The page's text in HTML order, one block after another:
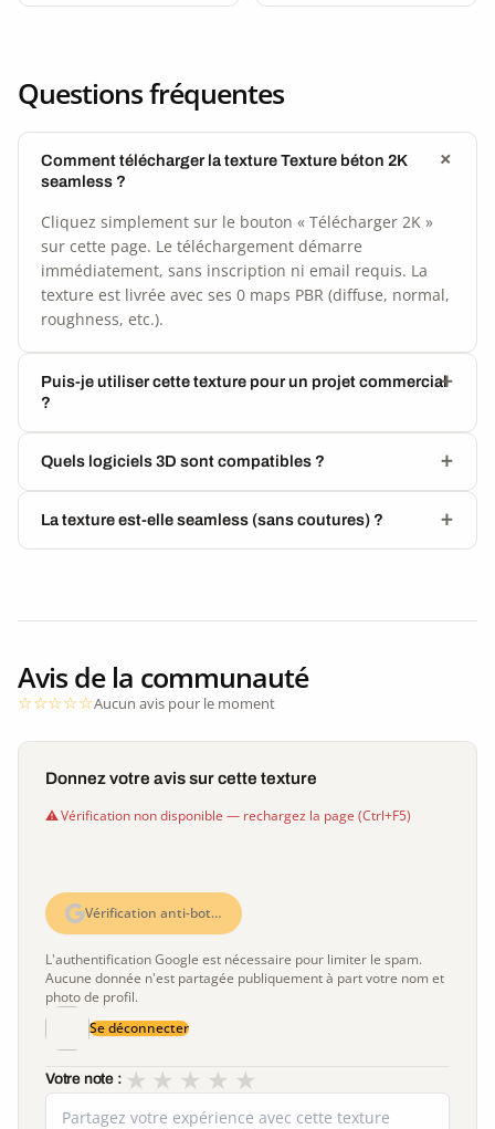
Questions fréquentes
Comment télécharger la texture Texture béton 2K
seamless ?
Cliquez simplement sur le bouton « Télécharger 2K »
sur cette page. Le téléchargement démarre
immédiatement, sans inscription ni email requis. La
texture est livrée avec ses 0 maps PBR (diffuse, normal,
roughness, etc.).
Puis-je utiliser cette texture pour un projet commercial
?
Quels logiciels 3D sont compatibles ?
La texture est-elle seamless (sans coutures) ?
Avis de la communauté
Aucun avis pour le moment
Donnez votre avis sur cette texture
Vérification non disponible — rechargez la page (Ctrl+F5)
Vérification anti-bot…
L'authentification Google est nécessaire pour limiter le spam.
Aucune donnée n'est partagée publiquement à part votre nom et
photo de profil.
Se déconnecter
Votre note : ★
★
★
★
★